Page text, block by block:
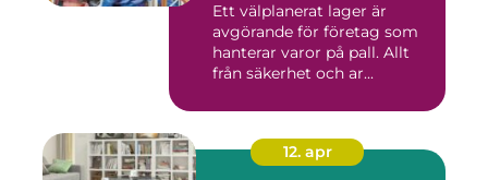
Ett välplanerat lager är
avgörande för företag som
hanterar varor på pall. Allt
från säkerhet och ar...
12. apr